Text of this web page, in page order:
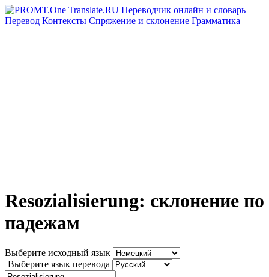
Перевод Контексты Спряжение и склонение Грамматика
Resozialisierung: склонение по
падежам
Выберите исходный язык
Выберите язык перевода